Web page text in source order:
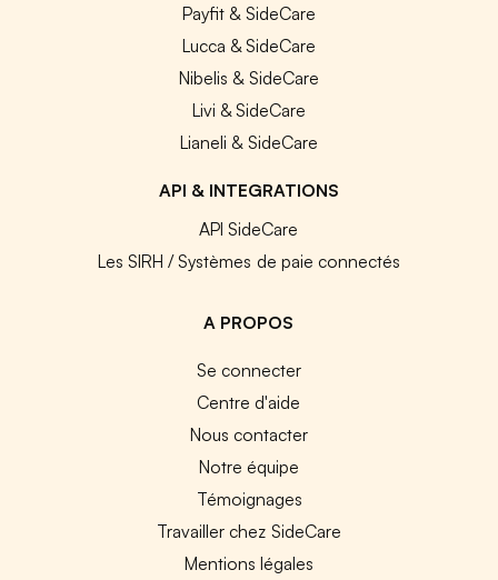
Payfit & SideCare
Lucca & SideCare
Nibelis & SideCare
Livi & SideCare
Lianeli & SideCare
API & INTEGRATIONS
API SideCare
Les SIRH / Systèmes de paie connectés
A PROPOS
Se connecter
Centre d'aide
Nous contacter
Notre équipe
Témoignages
Travailler chez SideCare
Mentions légales